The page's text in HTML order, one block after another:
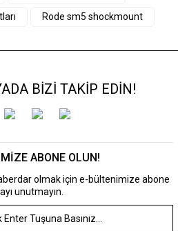
Rode sm5 shockmount
BİZİ TAKİP EDİN!
ABONE OLUN!
olmak için e-bültenimize abone
unutmayın.